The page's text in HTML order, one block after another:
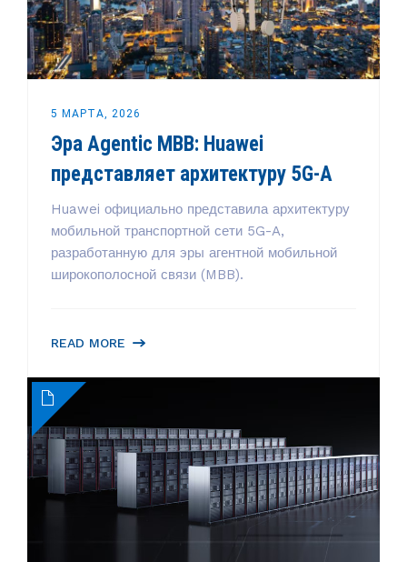
5 МАРТА, 2026
Эра Agentic MBB: Huawei
представляет архитектуру 5G-A
Huawei официально представила архитектуру
мобильной транспортной сети 5G-A,
разработанную для эры агентной мобильной
широкополосной связи (MBB).
READ MORE